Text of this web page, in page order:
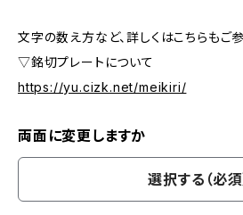
文字の数え方など、詳しくはこちらもご参
▽銘切プレートについて
https://yu.cizk.net/meikiri/
両面に変更しますか
選択する（必須